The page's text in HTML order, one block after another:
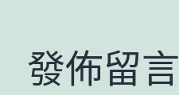
發佈留言